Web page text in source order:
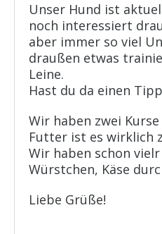
Unser Hund ist
noch interessiert
aber immer so viel
draußen etwas
Leine.
Hast du da einen
Wir haben zwei
Futter ist es wirklich
Wir haben schon
Würstchen, Käse
Liebe Grüße!